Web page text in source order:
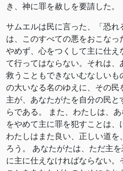
き、神に罪を赦しを要請した。
サムエルは民に言った、「恐
は、このすべての悪をおこな
やめず、心をつくして主に仕え
て行ってはならない。それは
救うこともできないむなしい
の大いなる名のゆえに、その民
主が、あなたがたを自分の民
らである。 また、わたしは、
をやめて主に罪を犯すことは、
わたしはまた良い、正しい道
ろう。 あなたがたは、ただ主
に主に仕えなければならない